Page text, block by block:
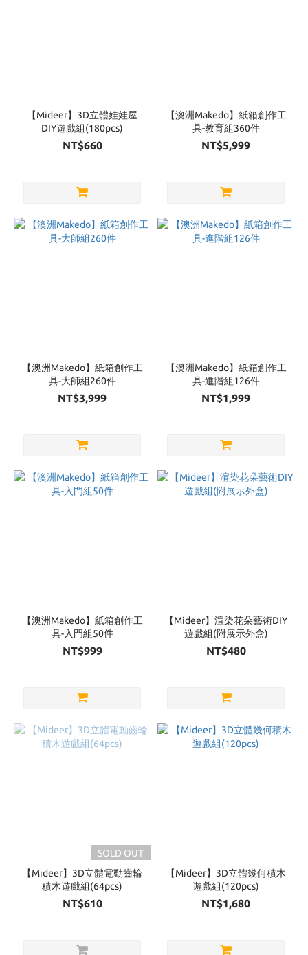
【Mideer】3D立體娃娃屋
DIY遊戲組(180pcs)
NT$660
【澳洲Makedo】紙箱創作工
具-教育組360件
NT$5,999
【澳洲Makedo】紙箱創作工
具-大師組260件
NT$3,999
【澳洲Makedo】紙箱創作工
具-進階組126件
NT$1,999
【澳洲Makedo】紙箱創作工
具-入門組50件
NT$999
【Mideer】渲染花朵藝術DIY
遊戲組(附展示外盒)
NT$480
SOLD OUT
【Mideer】3D立體電動齒輪
積木遊戲組(64pcs)
NT$610
【Mideer】3D立體幾何積木
遊戲組(120pcs)
NT$1,680